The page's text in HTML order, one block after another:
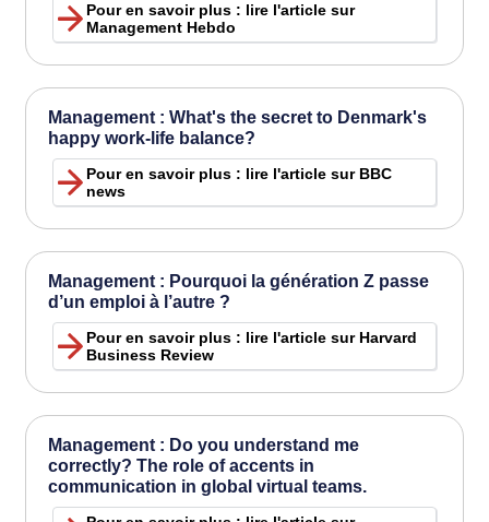
Pour en savoir plus : lire l'article sur
Management Hebdo
Management : What's the secret to Denmark's
happy work-life balance?
Pour en savoir plus : lire l'article sur BBC
news
Management : Pourquoi la génération Z passe
d’un emploi à l’autre ?
Pour en savoir plus : lire l'article sur Harvard
Business Review
Management : Do you understand me
correctly? The role of accents in
communication in global virtual teams.